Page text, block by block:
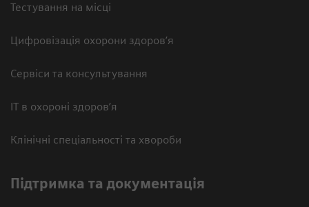
Тестування на місці
Цифровізація охорони здоров’я
Сервіси та консультування
ІТ в охороні здоров’я
Клінічні спеціальності та хвороби
Підтримка та документація